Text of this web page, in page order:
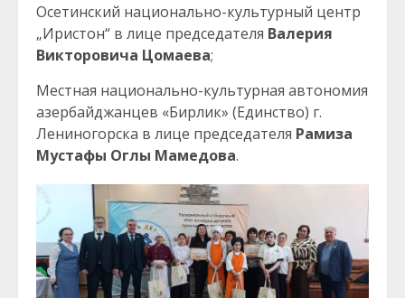
Осетинский национально-культурный центр
„Иристон“ в лице председателя Валерия
Викторовича Цомаева;
Местная национально-культурная автономия
азербайджанцев «Бирлик» (Единство) г.
Лениногорска в лице председателя Рамиза
Мустафы Оглы Мамедова.